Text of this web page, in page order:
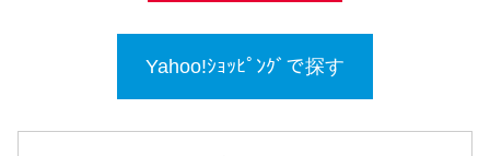
Yahoo!ｼｮｯﾋﾟﾝｸﾞで探す